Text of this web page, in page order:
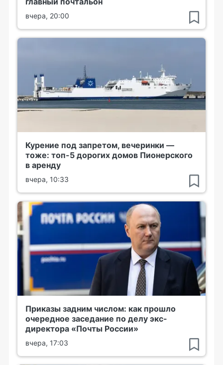
вчера, 20:00
Курение под запретом, вечеринки —
тоже: топ-5 дорогих домов Пионерского
в аренду
вчера, 10:33
Приказы задним числом: как прошло
очередное заседание по делу экс-
директора «Почты России»
вчера, 17:03